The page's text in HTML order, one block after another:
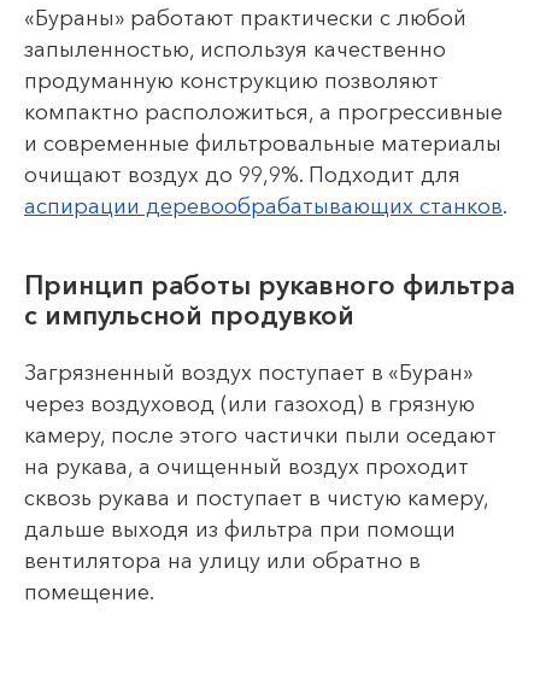
«Бураны» работают практически с любой
запыленностью, используя качественно
продуманную конструкцию позволяют
компактно расположиться, а прогрессивные
и современные фильтровальные материалы
очищают воздух до 99,9%. Подходит для
аспирации деревообрабатывающих станков.
Принцип работы рукавного фильтра
с импульсной продувкой
Загрязненный воздух поступает в «Буран»
через воздуховод (или газоход) в грязную
камеру, после этого частички пыли оседают
на рукава, а очищенный воздух проходит
сквозь рукава и поступает в чистую камеру,
дальше выходя из фильтра при помощи
вентилятора на улицу или обратно в
помещение.